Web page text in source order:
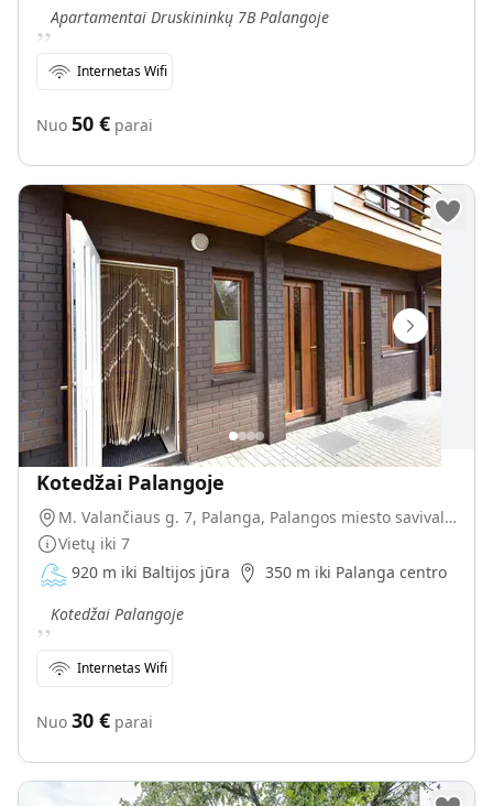
„Apartamentai Druskininkų 7B Palangoje
Internetas Wifi
Nuo 50 € parai
Kotedžai Palangoje
M. Valančiaus g. 7, Palanga, Palangos miesto savivaldybė, Lietuva
Vietų iki 7
920 m iki Baltijos jūra
350 m iki Palanga centro
„Kotedžai Palangoje
Internetas Wifi
Nuo 30 € parai